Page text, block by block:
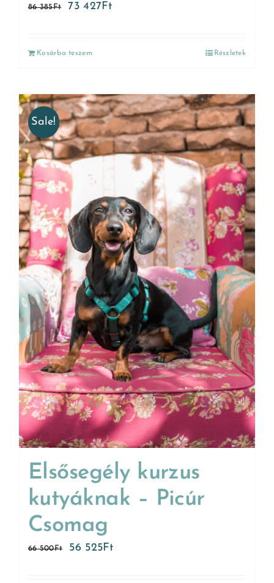
86 385Ft 73 427Ft
Kosárba teszem Részletek
Sale!
Elsősegély kurzus
kutyáknak – Picúr
Csomag
66 500Ft 56 525Ft